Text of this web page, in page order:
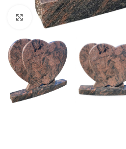
Click to enlarge